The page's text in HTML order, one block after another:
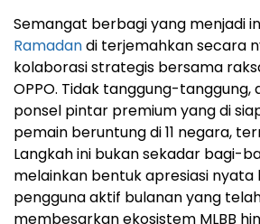
Semangat berbagi yang menjadi
Ramadandi terjemahkan secara
kolaborasi strategis bersama
OPPO. Tidak tanggung-tanggung,
ponsel pintar premium yang di
pemain beruntung di 11 negara,
Langkah ini bukan sekadar bagi-
melainkan bentuk apresiasi nyata
pengguna aktif bulanan yang
membesarkan ekosistem MLBB